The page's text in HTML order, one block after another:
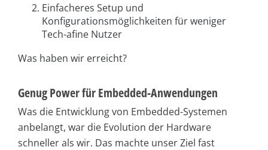
Einfacheres Setup und
Konfigurationsmöglichkeiten für weniger
Tech-afine Nutzer
Was haben wir erreicht?
Genug Power für Embedded-Anwendungen
Was die Entwicklung von Embedded-Systemen
anbelangt, war die Evolution der Hardware
schneller als wir. Das machte unser Ziel fast